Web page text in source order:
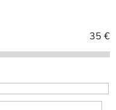
35 €